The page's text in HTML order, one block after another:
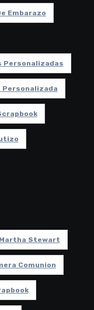
Embarazo
Personalizadas
Martha Stewart
Comunion